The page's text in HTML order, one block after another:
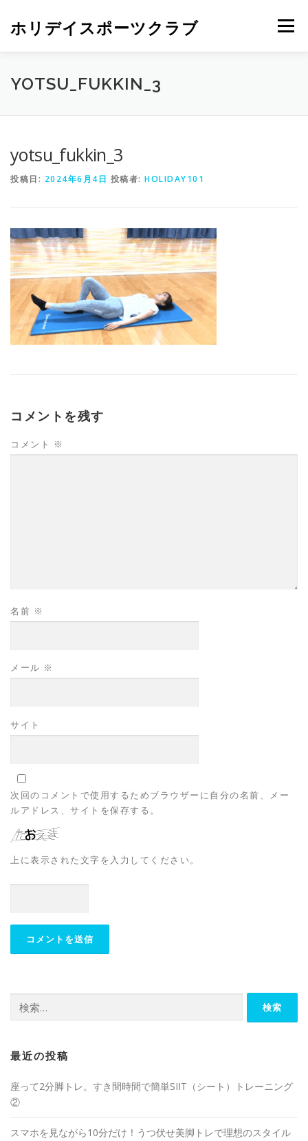
ホリデイスポーツクラブ メニュー
YOTSU_FUKKIN_3
yotsu_fukkin_3
投稿日: 2024年6月4日 投稿者: HOLIDAY101
コメントを残す
コメント ※
名前 ※
メール ※
サイト
次回のコメントで使用するためブラウザーに自分の名前、メー
ルアドレス、サイトを保存する。
上に表示された文字を入力してください。
最近の投稿
座って2分脚トレ。すき間時間で簡単SIIT（シート）トレーニング
②
スマホを見ながら10分だけ！うつ伏せ美脚トレで理想のスタイル